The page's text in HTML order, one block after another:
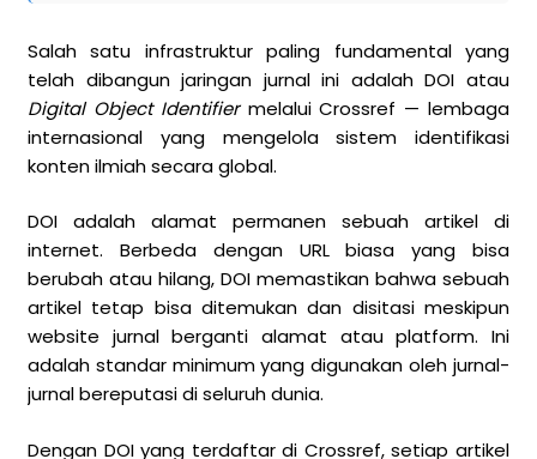
Salah satu infrastruktur paling fundamental yang
telah dibangun jaringan jurnal ini adalah DOI atau
Digital Object Identifiermelalui Crossref — lembaga
internasional yang mengelola sistem identifikasi
konten ilmiah secara global.
DOI adalah alamat permanen sebuah artikel di
internet. Berbeda dengan URL biasa yang bisa
berubah atau hilang, DOI memastikan bahwa sebuah
artikel tetap bisa ditemukan dan disitasi meskipun
website jurnal berganti alamat atau platform. Ini
adalah standar minimum yang digunakan oleh jurnal-
jurnal bereputasi di seluruh dunia.
Dengan DOI yang terdaftar di Crossref, setiap artikel